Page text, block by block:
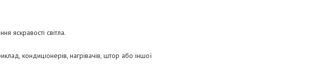
яскравості світла.
кондиціонерів, нагрівачів, штор або іншої